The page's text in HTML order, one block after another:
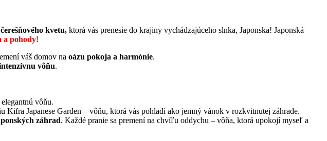
kvetu, ktorá vás prenesie do krajiny vychádzajúceho slnka, Japonska! Japonská
a pohody!
váš domov na oázu pokoja a harmónie.
vôňu.
vôňu.
Kifra Japanese Garden – vôňu, ktorá vás pohladí ako jemný vánok v rozkvitnutej záhrade.
záhrad. Každé pranie sa premení na chvíľu oddychu – vôňa, ktorá upokojí myseľ a